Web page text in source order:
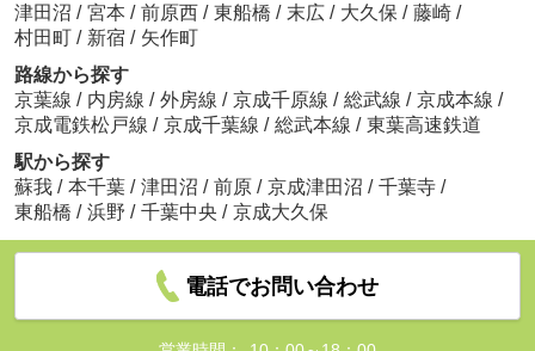
津田沼 / 宮本 / 前原西 / 東船橋 / 末広 / 大久保 / 藤崎 /
村田町 / 新宿 / 矢作町
路線から探す
京葉線 / 内房線 / 外房線 / 京成千原線 / 総武線 / 京成本線 /
京成電鉄松戸線 / 京成千葉線 / 総武本線 / 東葉高速鉄道
駅から探す
蘇我 / 本千葉 / 津田沼 / 前原 / 京成津田沼 / 千葉寺 /
東船橋 / 浜野 / 千葉中央 / 京成大久保
電話でお問い合わせ